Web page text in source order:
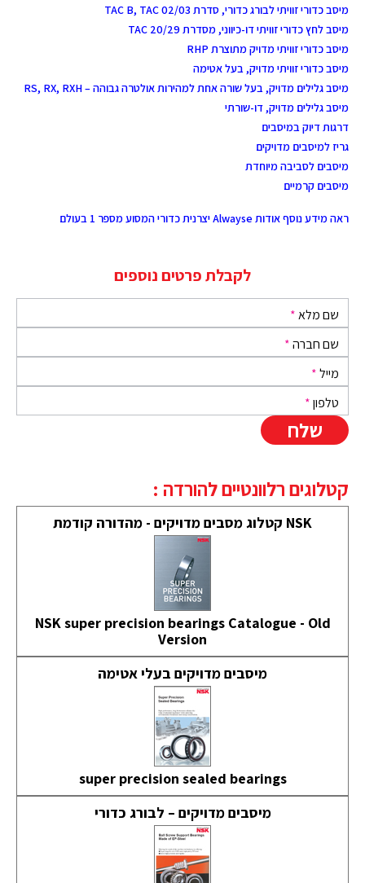
מיסב כדורי זוויתי לבורג כדורי, סדרת TAC B, TAC 02/03
מיסב לחץ כדורי זוויתי דו-כיווני, מסדרת TAC 20/29
מיסב כדורי זוויתי מדויק מתוצרת RHP
מיסב כדורי זוויתי מדויק, בעל אטימה
מיסב גלילים מדויק, בעל שורה אחת למהירות אולטרה גבוהה – RS, RX, RXH
מיסב גלילים מדויק, דו-שורתי
דרגות דיוק במיסבים
גריז למיסבים מדויקים
מיסבים לסביבה מיוחדת
מיסבים קרמיים
ראה מידע נוסף אודות Alwayse יצרנית כדורי המסוע מספר 1 בעולם
לקבלת פרטים נוספים
שם מלא*
שם חברה*
מייל*
טלפון*
קטלוגים רלוונטיים להורדה :
NSK קטלוג מסבים מדויקים - מהדורה קודמת
NSK super precision bearings Catalogue - Old
Version
מיסבים מדויקים בעלי אטימה
super precision sealed bearings
מיסבים מדויקים – לבורג כדורי